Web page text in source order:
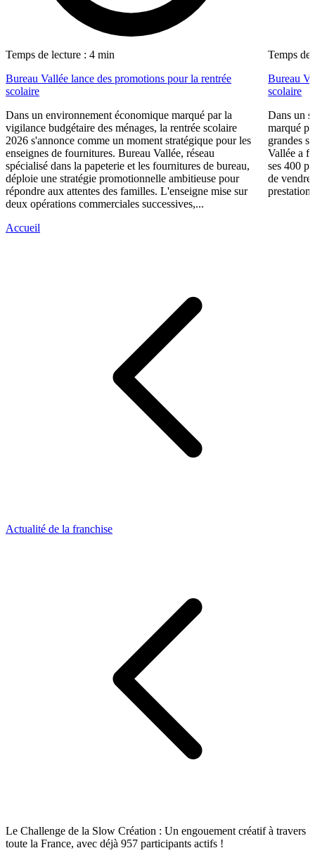
Temps de lecture : 4 min
Bureau Vallée lance des promotions pour la rentrée
scolaire
Dans un environnement économique marqué par la
vigilance budgétaire des ménages, la rentrée scolaire
2026 s'annonce comme un moment stratégique pour les
enseignes de fournitures. Bureau Vallée, réseau
spécialisé dans la papeterie et les fournitures de bureau,
déploie une stratégie promotionnelle ambitieuse pour
répondre aux attentes des familles. L'enseigne mise sur
deux opérations commerciales successives,...
Temps de
Bureau
scolaire
Dans un
marqué
grandes
Vallée a
ses 400
de vendre
Accueil
Actualité de la franchise
Le Challenge de la Slow Création : Un engouement créatif à travers
toute la France, avec déjà 957 participants actifs !